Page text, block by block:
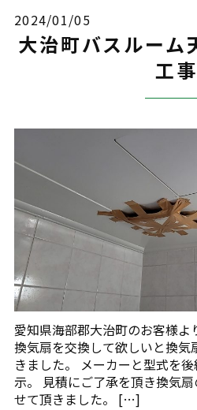
2024/01/05
大治町バスルーム
工事
愛知県海部郡大治町のお客様よ
換気扇を交換して欲しいと換気
きました。 メーカーと型式を
示。 見積にご了承を頂き換気
せて頂きました。 […]